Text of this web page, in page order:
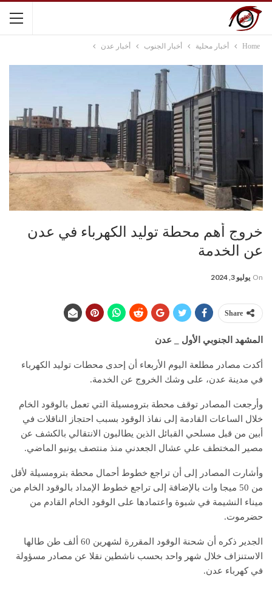
Home أخبار محلية أخبار الجنوب أخبار عدن
خروج أهم محطة توليد الكهرباء في عدن
عن الخدمة
On يوليو 3, 2024
Share
المشهد الجنوبي الأول _ عدن
أكدت مصادر مطلعة اليوم الأربعاء أن إحدى محطات توليد الكهرباء
في مدينة عدن، على وشك الخروج عن الخدمة.
وأرجعت المصادر توقف محطة بترومسيلة التي تعمل بالوقود الخام
خلال الساعات القادمة إلى نفاذ الوقود بسبب احتجاز الناقلات في
أبين من قبل مسلحي القبائل الذين يطالبون الانتقالي بالكشف عن
مصير المختطف علي عشال الجعدني منذ منتصف يونيو الماضي.
وأشارت المصادر إلى أن تراجع خطوط أحمال محطة بترومسيلة لأقل
من 50 ميجا وات بالإضافة إلى تراجع خطوط الإمداد بالوقود الخام من
ميناء النشيمة في شبوة واعتمادها على الوقود الخام القادم من
حضرموت.
الجدير ذكره أن شحنة الوقود المقررة لشهرين 60 ألف طن طالها
الاستنزاف خلال شهر واحد بحسب ناشطين نقلا عن مصادر مسؤولة
في كهرباء عدن.